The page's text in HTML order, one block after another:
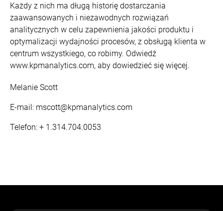
Każdy z nich ma długą historię dostarczania
zaawansowanych i niezawodnych rozwiązań
analitycznych w celu zapewnienia jakości produktu i
optymalizacji wydajności procesów, z obsługą klienta w
centrum wszystkiego, co robimy. Odwiedź
www.kpmanalytics.com, aby dowiedzieć się więcej.
Melanie Scott
E-mail: mscott@kpmanalytics.com
Telefon: + 1.314.704.0053